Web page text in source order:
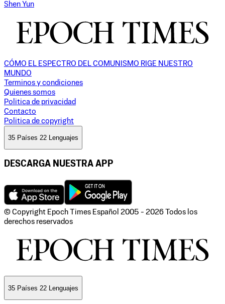
Shen Yun
CÓMO EL ESPECTRO DEL COMUNISMO RIGE NUESTRO
MUNDO
Terminos y condiciones
Quienes somos
Politica de privacidad
Contacto
Politica de copyright
35 Países 22 Lenguajes
DESCARGA NUESTRA APP
© Copyright Epoch Times Español 2005 - 2026 Todos los
derechos reservados
35 Países 22 Lenguajes